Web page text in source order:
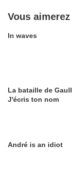
Vous
In waves
La bataille de
J'écris ton nom
André is an idiot